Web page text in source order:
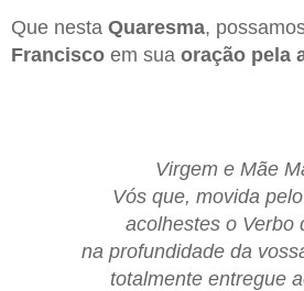
Que nesta Quaresma,
Francisco em sua oração pela
Virgem e Mãe
Vós que, movida
acolhestes o Verbo
na profundidade da
totalmente entregue